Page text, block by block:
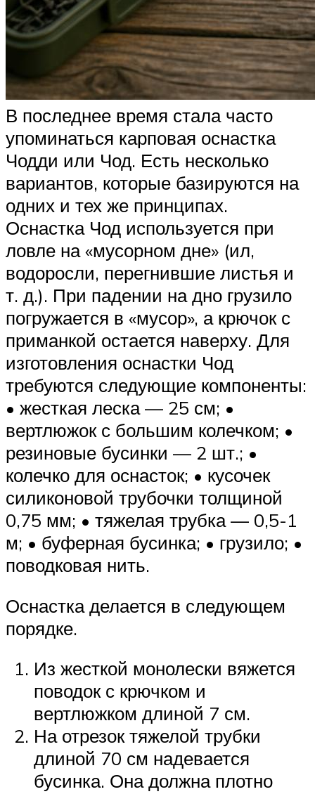
В последнее время стала часто
упоминаться карповая оснастка
Чодди или Чод. Есть несколько
вариантов, которые базируются на
одних и тех же принципах.
Оснастка Чод используется при
ловле на «мусорном дне» (ил,
водоросли, перегнившие листья и
т. д.). При падении на дно грузило
погружается в «мусор», а крючок с
приманкой остается наверху. Для
изготовления оснастки Чод
требуются следующие компоненты:
• жесткая леска — 25 см; •
вертлюжок с большим колечком; •
резиновые бусинки — 2 шт.; •
колечко для оснасток; • кусочек
силиконовой трубочки толщиной
0,75 мм; • тяжелая трубка — 0,5-1
м; • буферная бусинка; • грузило; •
поводковая нить.
Оснастка делается в следующем
порядке.
Из жесткой монолески вяжется
поводок с крючком и
вертлюжком длиной 7 см.
На отрезок тяжелой трубки
длиной 70 см надевается
бусинка. Она должна плотно